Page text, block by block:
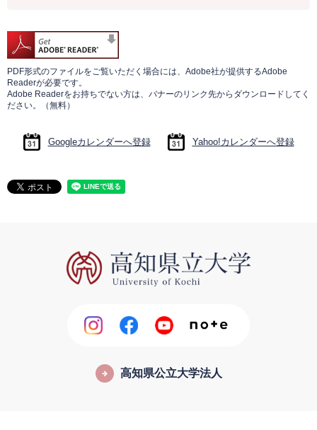
PDF形式のファイルをご覧いただく場合には、Adobe社が提供するAdobe
Readerが必要です。
Adobe Readerをお持ちでない方は、バナーのリンク先からダウンロードしてく
ださい。（無料）
Googleカレンダーへ登録 Yahoo!カレンダーへ登録
高知県公立大学法人